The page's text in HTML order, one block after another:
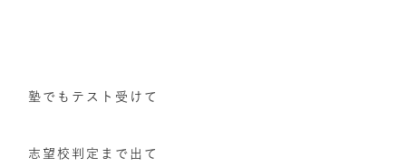
塾でもテスト受けて
志望校判定まで出て